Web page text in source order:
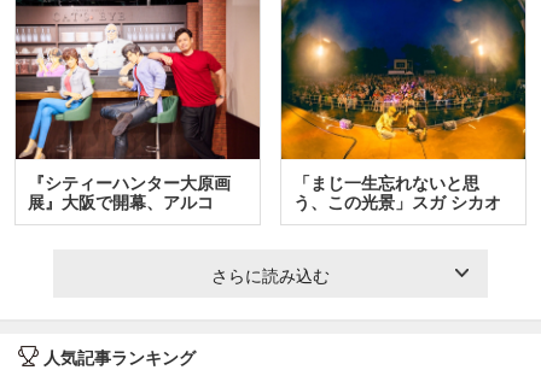
『シティーハンター大原画
展』大阪で開幕、アルコ
＆…
「まじ一生忘れないと思
う、この光景」スガ シカオ
と…
さらに読み込む
人気記事ランキング